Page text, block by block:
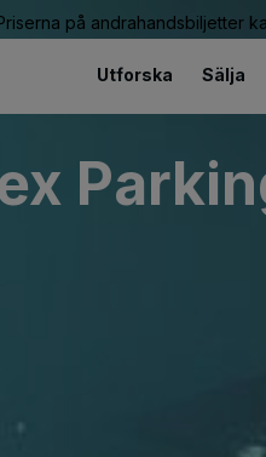
på andrahandsbiljetter
Utforska Sälja